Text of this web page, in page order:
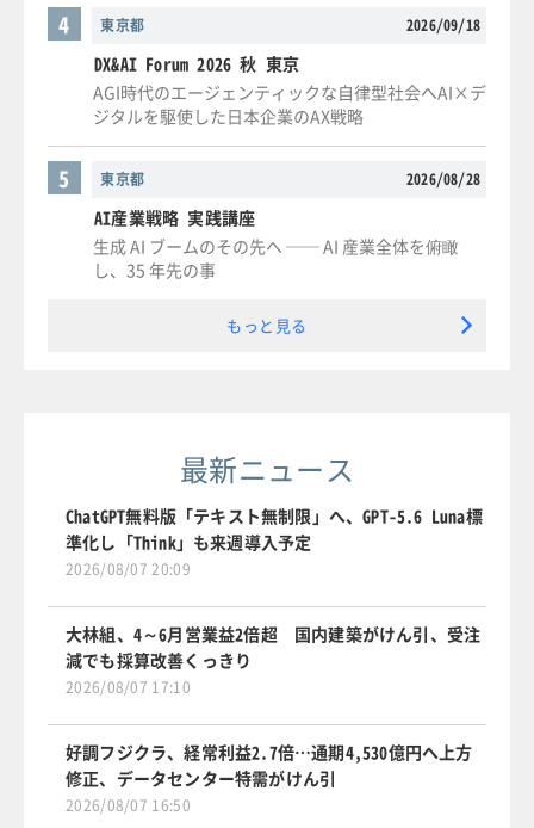
東京都 2026/09/18
4
DX&AI Forum 2026 秋 東京
AGI時代のエージェンティックな自律型社会へAI×デ
ジタルを駆使した日本企業のAX戦略
東京都 2026/08/28
5
AI産業戦略 実践講座
生成 AI ブームのその先へ ── AI 産業全体を俯瞰
し、35 年先の事
もっと見る
最新ニュース
ChatGPT無料版「テキスト無制限」へ、GPT-5.6 Luna標
準化し「Think」も来週導入予定
2026/08/07 20:09
大林組、4～6月営業益2倍超 国内建築がけん引、受注
減でも採算改善くっきり
2026/08/07 17:10
好調フジクラ、経常利益2.7倍…通期4,530億円へ上方
修正、データセンター特需がけん引
2026/08/07 16:50